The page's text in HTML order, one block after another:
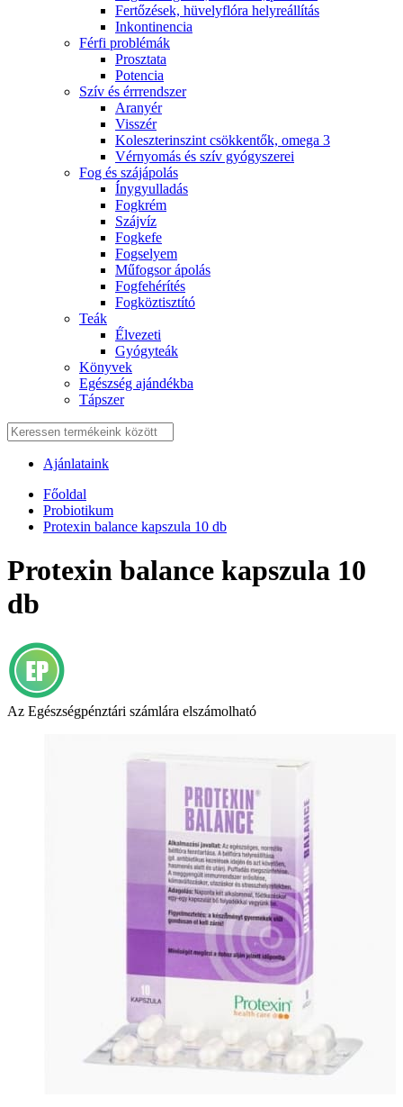
Fertőzések, hüvelyflóra helyreállítás
Inkontinencia
Férfi problémák
Prosztata
Potencia
Szív és érrrendszer
Aranyér
Visszér
Koleszterinszint csökkentők, omega 3
Vérnyomás és szív gyógyszerei
Fog és szájápolás
Í́nygyulladás
Fogkrém
Szájvíz
Fogkefe
Fogselyem
Műfogsor ápolás
Fogfehérítés
Fogköztisztító
Teák
É́lvezeti
Gyógyteák
Könyvek
Egészség ajándékba
Tápszer
Ajánlataink
Főoldal
Probiotikum
Protexin balance kapszula 10 db
Protexin balance kapszula 10
db
Az Egészségpénztári számlára elszámolható